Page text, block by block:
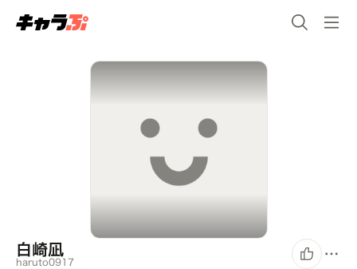
白崎凪
haruto0917